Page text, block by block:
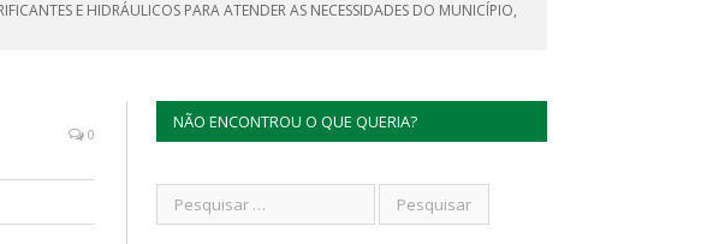
E HIDRÁULICOS PARA ATENDER AS NECESSIDADES DO MUNICÍPIO,
0
NÃO ENCONTROU O QUE QUERIA?